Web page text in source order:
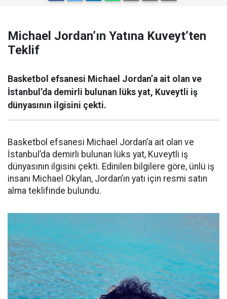
Michael Jordan’ın Yatına Kuveyt’ten
Teklif
Basketbol efsanesi Michael Jordan’a ait olan ve
İstanbul’da demirli bulunan lüks yat, Kuveytli iş
dünyasının ilgisini çekti.
Basketbol efsanesi Michael Jordan’a ait olan ve
İstanbul’da demirli bulunan lüks yat, Kuveytli iş
dünyasının ilgisini çekti. Edinilen bilgilere göre, ünlü iş
insanı Michael Okylan, Jordan’ın yatı için resmi satın
alma teklifinde bulundu.